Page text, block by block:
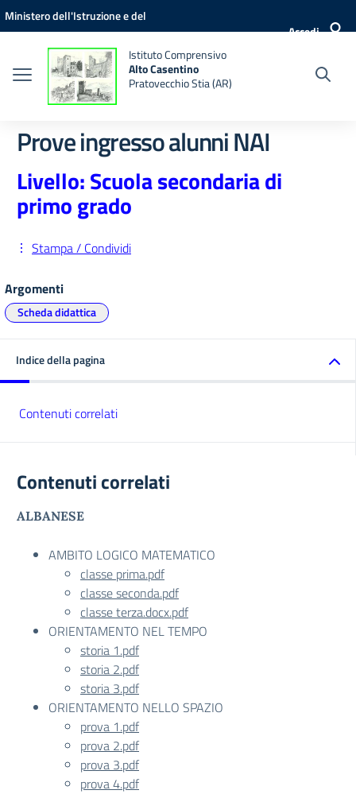
Vai ai contenuti
Vai al menu di navigazione
Vai al footer
Ministero dell'Istruzione e del
Accedi
Istituto Comprensivo
Alto Casentino
Pratovecchio Stia (AR)
Prove ingresso alunni NAI
Livello: Scuola secondaria di
primo grado
Stampa / Condividi
Argomenti
Scheda didattica
Indice della pagina
Contenuti correlati
Contenuti correlati
ALBANESE
AMBITO LOGICO MATEMATICO
classe prima.pdf
classe seconda.pdf
classe terza.docx.pdf
ORIENTAMENTO NEL TEMPO
storia 1.pdf
storia 2.pdf
storia 3.pdf
ORIENTAMENTO NELLO SPAZIO
prova 1.pdf
prova 2.pdf
prova 3.pdf
prova 4.pdf